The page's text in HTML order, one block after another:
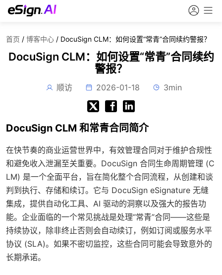
首页 / 博客中心 / DocuSign CLM：如何设置“常青”合同续约警报？
DocuSign CLM：如何设置“常青”合同续约
警报？
顺访 2026-01-18 3min
DocuSign CLM 和常青合同简介
在快节奏的商业运营世界中，有效管理合同对于维护合规性
和避免收入泄漏至关重要。DocuSign 合同生命周期管理 (C
LM) 是一个全面平台，旨在简化整个合同流程，从创建和谈
判到执行、存储和续订。它与 DocuSign eSignature 无缝
集成，提供自动化工具、AI 驱动的洞察以及强大的报告功
能。企业面临的一个常见挑战是处理“常青”合同——这些是
持续协议，除非终止否则会自动续订，例如订阅或服务水平
协议 (SLA)。如果不密切监控，这些合同可能会导致意外的
长期承诺。